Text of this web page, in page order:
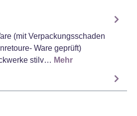
(mit Verpackungsschaden
Ware geprüft)
stilv… Mehr